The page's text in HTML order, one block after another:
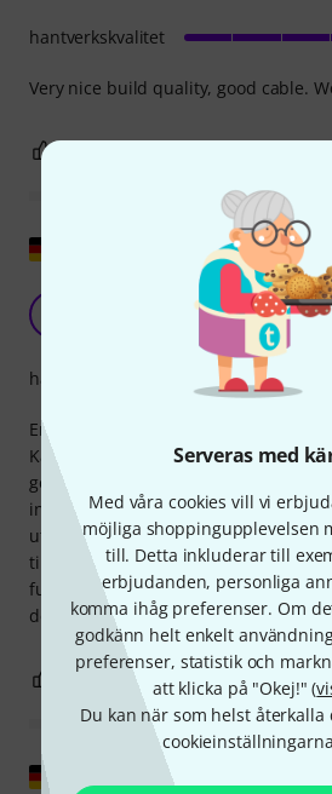
Serveras med
Med våra cookies vill vi
möjliga shoppingupplevelsen
till. Detta inkluderar till
erbjudanden, personliga
komma ihåg preferenser. Om
godkänn helt enkelt
preferenser, statistik och
att klicka på "Okej!" (
Du kan när som helst återkalla
Very nice build quality, good cable.
hantverkskvalitet
En lite annorlunda
Paul :) 18.06.2021
En produkt precis som jag har vant
Kabeln är av utmärkt kvalitet och den
gör den otroligt enkel att transportera
inte bara utmärkt för inomhusbruk,
utomhusbruk, och den har inte svikit
timmar i regn och lera höll den
fungera. Priset är inte direkt ett fynd,
definitivt köpa den igen. :)
hantverkskvalitet
0 ANMÄL RECENSION
Visa original